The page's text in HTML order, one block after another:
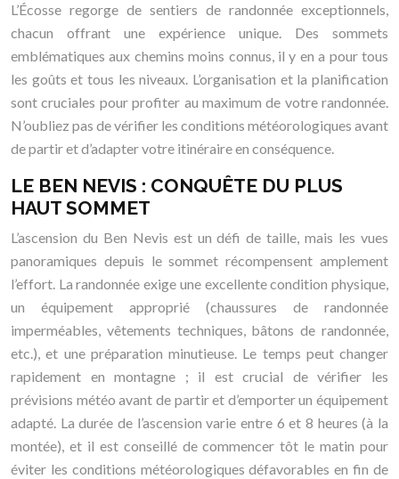
L’Écosse regorge de sentiers de randonnée exceptionnels,
chacun offrant une expérience unique. Des sommets
emblématiques aux chemins moins connus, il y en a pour tous
les goûts et tous les niveaux. L’organisation et la planification
sont cruciales pour profiter au maximum de votre randonnée.
N’oubliez pas de vérifier les conditions météorologiques avant
de partir et d’adapter votre itinéraire en conséquence.
LE BEN NEVIS : CONQUÊTE DU PLUS
HAUT SOMMET
L’ascension du Ben Nevis est un défi de taille, mais les vues
panoramiques depuis le sommet récompensent amplement
l’effort. La randonnée exige une excellente condition physique,
un équipement approprié (chaussures de randonnée
imperméables, vêtements techniques, bâtons de randonnée,
etc.), et une préparation minutieuse. Le temps peut changer
rapidement en montagne ; il est crucial de vérifier les
prévisions météo avant de partir et d’emporter un équipement
adapté. La durée de l’ascension varie entre 6 et 8 heures (à la
montée), et il est conseillé de commencer tôt le matin pour
éviter les conditions météorologiques défavorables en fin de